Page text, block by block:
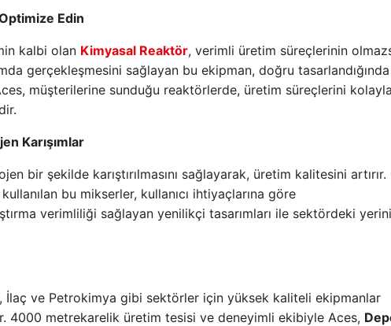
Edin
kalbi olan Kimyasal Reaktör, verimli üretim süreçlerinin
gerçekleşmesini sağlayan bu ekipman, doğru
müşterilerine sunduğu reaktörlerde, üretim süreçlerini
Karışımlar
bir şekilde karıştırılmasını sağlayarak, üretim kalitesini artırır.
bu mikserler, kullanıcı ihtiyaçlarına göre
verimliliği sağlayan yenilikçi tasarımları ile sektördeki yerini
İlaç ve Petrokimya gibi sektörler için yüksek kaliteli ekipmanlar
4000 metrekarelik üretim tesisi ve deneyimli ekibiyle Aces,